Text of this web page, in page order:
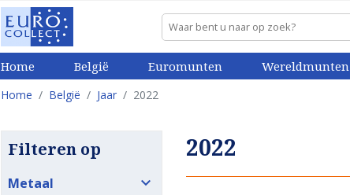
Home België Euromunten Wereldmunten
Home België Jaar 2022
Filteren op
Metaal 
2022